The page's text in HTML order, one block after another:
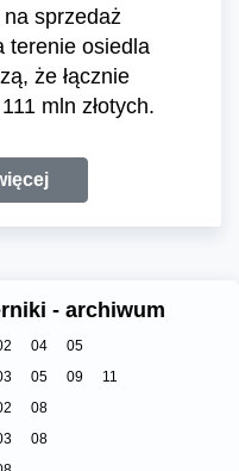
sprzedaż
terenie osiedla
że łącznie
mln złotych.
- archiwum
04
05
05 09
11
08
08